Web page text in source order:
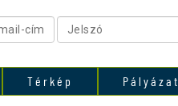
Térkép Pályázat